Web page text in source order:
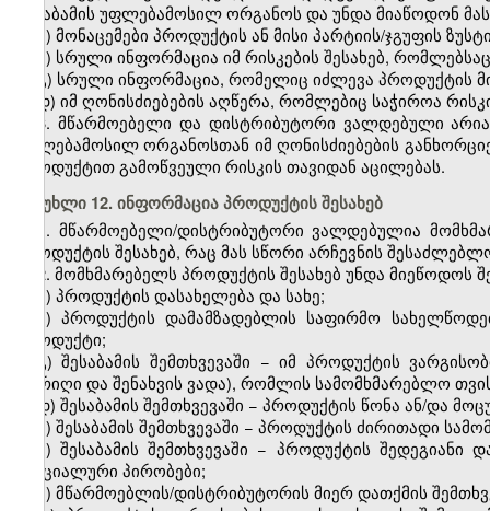
შესაბამის უფლებამოსილ ორგანოს და უნდა მიაწოდონ
ა) მონაცემები პროდუქტის ან მისი პარტიის/ჯგუფის
ბ) სრული ინფორმაცია იმ რისკების შესახებ,
გ) სრული ინფორმაცია, რომელიც იძლევა პროდუქტის
დ) იმ ღონისძიებების აღწერა, რომლებიც საჭიროა
6. მწარმოებელი და დისტრიბუტორი ვალდებული
უფლებამოსილ ორგანოსთან იმ ღონისძიებების
პროდუქტით გამოწვეული რისკის თავიდან აცილებას.
მუხლი 12. ინფორმაცია პროდუქტის შესახებ
1. მწარმოებელი/დისტრიბუტორი ვალდებულია
პროდუქტის შესახებ, რაც მას სწორი არჩევნის
2. მომხმარებელს პროდუქტის შესახებ უნდა მიეწოდოს
ა) პროდუქტის დასახელება და სახე;
ბ) პროდუქტის დამამზადებლის საფირმო
პროდუქტი;
გ) შესაბამის შემთხვევაში − იმ პროდუქტის
თარიღი და შენახვის ვადა), რომლის სამომხმარებლო
დ) შესაბამის შემთხვევაში − პროდუქტის წონა ან/და
ე) შესაბამის შემთხვევაში − პროდუქტის ძირითადი
ვ) შესაბამის შემთხვევაში − პროდუქტის
სპეციალური პირობები;
ზ) მწარმოებლის/დისტრიბუტორის მიერ დათქმის